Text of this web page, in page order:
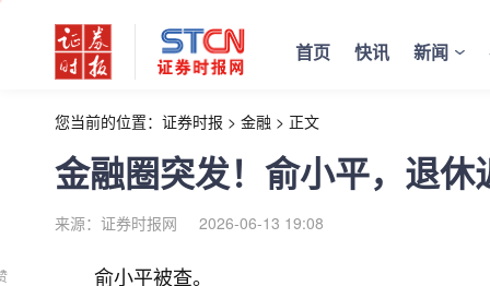
首页 快讯 新闻
您当前的位置： 证券时报 > 金融 > 正文
金融圈突发！俞小平，退休
来源：证券时报网 2026-06-13 19:08
俞小平被查。